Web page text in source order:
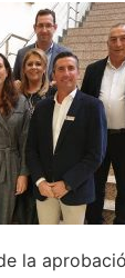
la